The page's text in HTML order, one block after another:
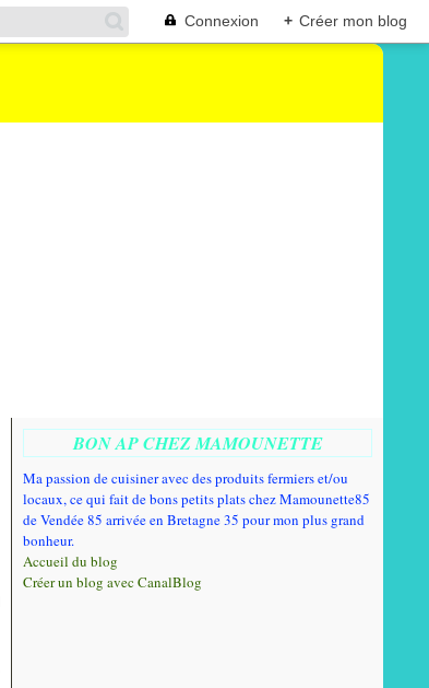
Connexion + Créer mon blog
BON AP CHEZ MAMOUNETTE
Ma passion de cuisiner avec des produits fermiers et/ou
locaux, ce qui fait de bons petits plats chez Mamounette85
de Vendée 85 arrivée en Bretagne 35 pour mon plus grand
bonheur.
Accueil du blog
Créer un blog avec CanalBlog